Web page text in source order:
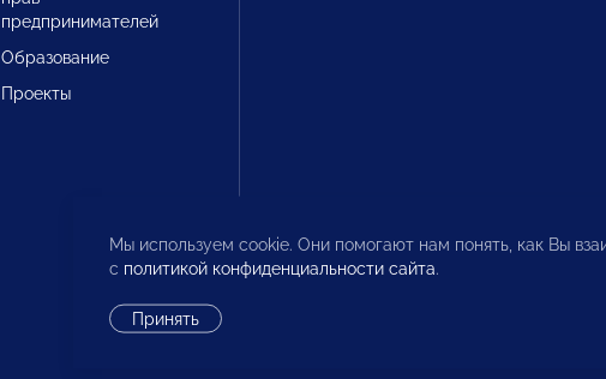
предпринимателей
Образование
Проекты
Мы используем cookie. Они помогают нам понять, как Вы
с политикой конфиденциальности сайта.
Принять